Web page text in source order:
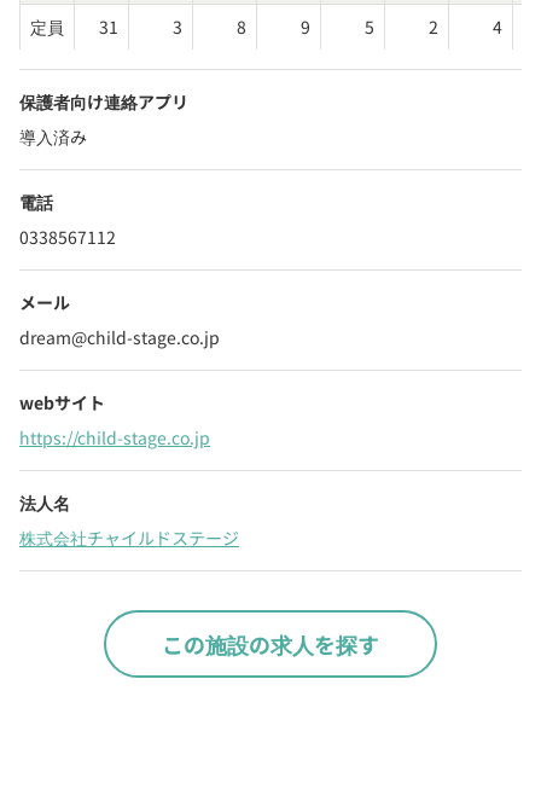
定員 31 3 8 9 5 2 4
保護者向け連絡アプリ
導入済み
電話
0338567112
メール
dream@child-stage.co.jp
webサイト
https://child-stage.co.jp
法人名
株式会社チャイルドステージ
この施設の求人を探す